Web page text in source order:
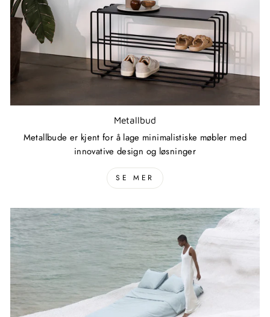
Metallbud
Metallbude er kjent for å lage minimalistiske møbler med
innovative design og løsninger
SE MER